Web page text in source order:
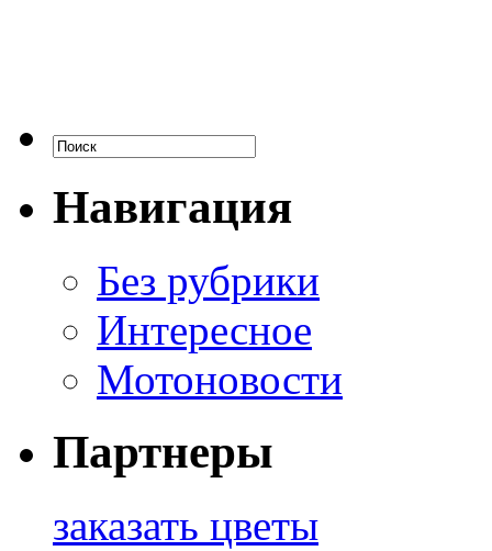
Навигация
Без рубрики
Интересное
Мотоновости
Партнеры
заказать цветы